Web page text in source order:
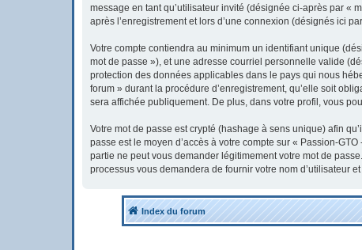
message en tant qu’utilisateur invité (désignée ci-après par «
après l’enregistrement et lors d’une connexion (désignés ici
Votre compte contiendra au minimum un identifiant unique
mot de passe »), et une adresse courriel personnelle valide
protection des données applicables dans le pays qui nous
forum » durant la procédure d’enregistrement, qu’elle soit
sera affichée publiquement. De plus, dans votre profil, vous
Votre mot de passe est crypté (hashage à sens unique) afin
passe est le moyen d’accès à votre compte sur « Passion-
partie ne peut vous demander légitimement votre mot de
processus vous demandera de fournir votre nom d’utilisateur
Index du forum